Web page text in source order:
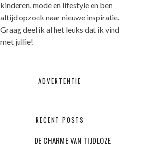
kinderen, mode en lifestyle en ben
altijd opzoek naar nieuwe inspiratie.
Graag deel ik al het leuks dat ik vind
met jullie!
ADVERTENTIE
RECENT POSTS
DE CHARME VAN TIJDLOZE